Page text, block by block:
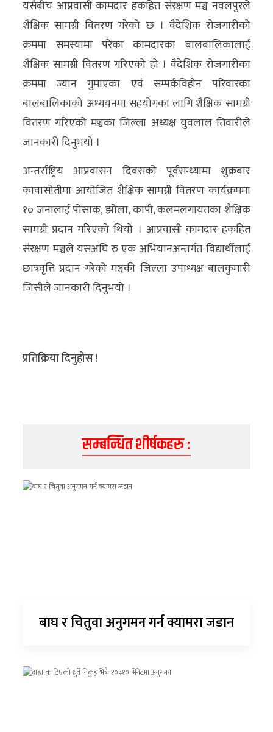
यसैबीच आप्रवासी कामदार हकहित संरक्षण मञ्च नवलपुरले
शैक्षिक सामग्री वितरण गरेको छ । वैदेशिक रोजगारीको
क्रममा समस्यामा परेका कामदारका बालबालिकालाई
शैक्षिक सामग्री वितरण गरिएको हो । वैदेशिक रोजगारीका
क्रममा ज्यान गुमाएका एवं सम्पर्कविहीन परिवारका
बालबालिकाको अध्ययनमा सहयोगका लागि शैक्षिक सामग्री
वितरण गरिएको मञ्चका जिल्ला अध्यक्ष युवलाल तिवारीले
जानकारी दिनुभयो ।
अन्तर्राष्ट्रिय आप्रवासन दिवसको पूर्वसन्ध्यामा शुक्रबार
कावासोतीमा आयोजित शैक्षिक सामग्री वितरण कार्यक्रममा
१० जनालाई पोसाक, झोला, कापी, कलमलगायतका शैक्षिक
सामग्री प्रदान गरिएको थियो । आप्रवासी कामदार हकहित
संरक्षण मञ्चले यसअघि रु एक अभियानअन्तर्गत विद्यार्थीलाई
छात्रवृत्ति प्रदान गरेको मञ्चकी जिल्ला उपाध्यक्ष बालकुमारी
जिसीले जानकारी दिनुभयो ।
प्रतिक्रिया दिनुहोस !
सम्बन्धित शीर्षकहरु :
बाघ र चितुवा अनुगमन गर्न क्यामरा जडान